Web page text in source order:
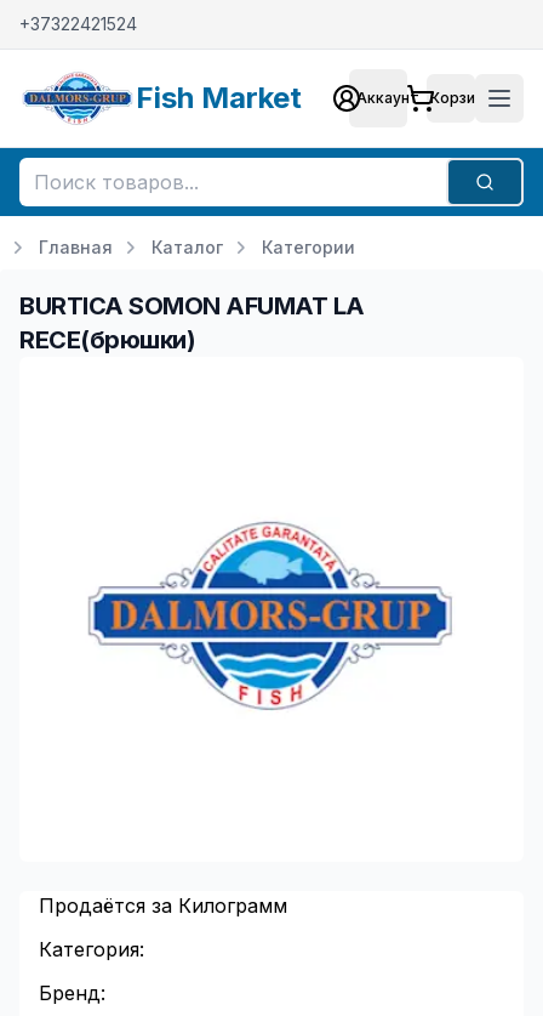
+37322421524
Fish Market Аккаунт
АккаунтКорзина
Поиск
Главная Каталог Категории
BURTICA SOMON AFUMAT LA
RECE(брюшки)
Продаётся за Килограмм
Категория:
Бренд: